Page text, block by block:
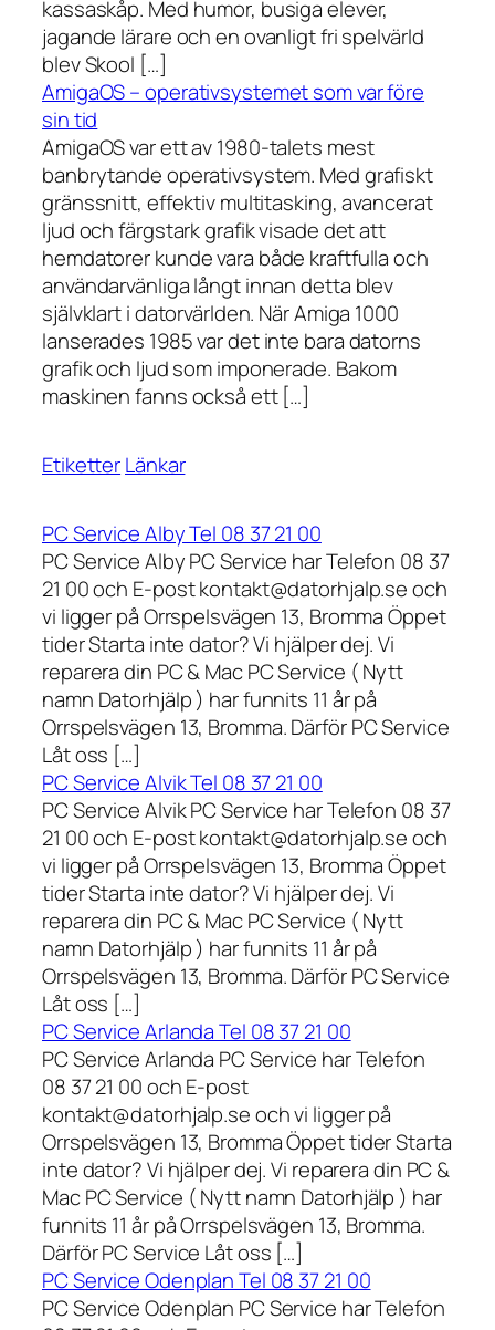
kassaskåp. Med humor, busiga elever,
jagande lärare och en ovanligt fri spelvärld
blev Skool […]
AmigaOS – operativsystemet som var före
sin tid
AmigaOS var ett av 1980-talets mest
banbrytande operativsystem. Med grafiskt
gränssnitt, effektiv multitasking, avancerat
ljud och färgstark grafik visade det att
hemdatorer kunde vara både kraftfulla och
användarvänliga långt innan detta blev
självklart i datorvärlden. När Amiga 1000
lanserades 1985 var det inte bara datorns
grafik och ljud som imponerade. Bakom
maskinen fanns också ett […]
EtiketterLänkar
PC Service Alby Tel 08 37 21 00
PC Service Alby PC Service har Telefon 08 37
21 00 och E-post kontakt@datorhjalp.se och
vi ligger på Orrspelsvägen 13, Bromma Öppet
tider Starta inte dator? Vi hjälper dej. Vi
reparera din PC & Mac PC Service ( Nytt
namn Datorhjälp ) har funnits 11 år på
Orrspelsvägen 13, Bromma. Därför PC Service
Låt oss […]
PC Service Alvik Tel 08 37 21 00
PC Service Alvik PC Service har Telefon 08 37
21 00 och E-post kontakt@datorhjalp.se och
vi ligger på Orrspelsvägen 13, Bromma Öppet
tider Starta inte dator? Vi hjälper dej. Vi
reparera din PC & Mac PC Service ( Nytt
namn Datorhjälp ) har funnits 11 år på
Orrspelsvägen 13, Bromma. Därför PC Service
Låt oss […]
PC Service Arlanda Tel 08 37 21 00
PC Service Arlanda PC Service har Telefon
08 37 21 00 och E-post
kontakt@datorhjalp.se och vi ligger på
Orrspelsvägen 13, Bromma Öppet tider Starta
inte dator? Vi hjälper dej. Vi reparera din PC &
Mac PC Service ( Nytt namn Datorhjälp ) har
funnits 11 år på Orrspelsvägen 13, Bromma.
Därför PC Service Låt oss […]
PC Service Odenplan Tel 08 37 21 00
PC Service Odenplan PC Service har Telefon